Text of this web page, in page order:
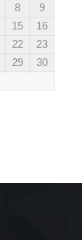
8
9
15
16
22
23
29
30